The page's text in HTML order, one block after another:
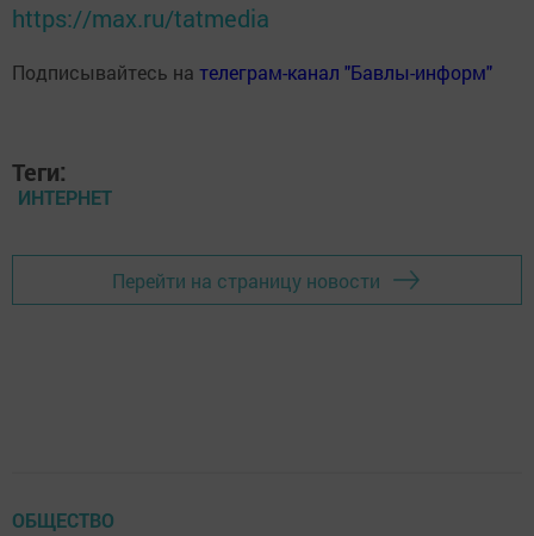
https://max.ru/tatmedia
Подписывайтесь на телеграм-канал "Бавлы-информ"
Теги:
ИНТЕРНЕТ
Перейти на страницу новости
ОБЩЕСТВО